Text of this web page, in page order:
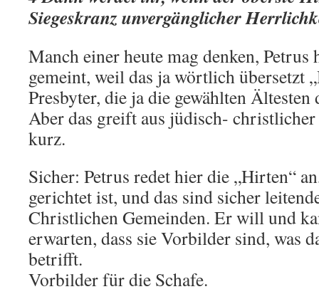
Siegeskranz unvergänglicher
Manch einer heute mag denken, Petrus
gemeint, weil das ja wörtlich übersetzt
Presbyter, die ja die gewählten Ältesten
Aber das greift aus jüdisch-
kurz.
Sicher: Petrus redet hier die „Hirten“
gerichtet ist, und das sind sicher
Christlichen Gemeinden. Er will und
erwarten, dass sie Vorbilder sind, was
betrifft.
Vorbilder für die Schafe.